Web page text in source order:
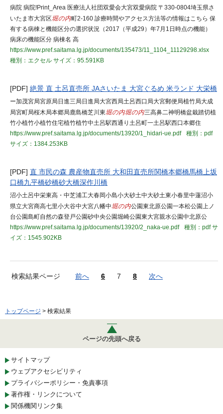
病院 病院!Print_Area 医療法人社団双愛会大宮双愛病院 〒330-0804埼玉県さ
いたま市大宮区堀の内町2-160 診療時間やアクセス方法等の情報はこちら 保
有する病棟と機能区分の選択状況（2017（平成29）年7月1日時点の機能）
病床の機能区分 病棟名 高
https://www.pref.saitama.lg.jp/documents/135473/11_1104_11129298.xlsx
種別：エクセル サイズ：95.591KB
[PDF] 絶景 直 土呂直売所 JAさいたま 大宮ぐるめ 米ランド 大栄橋
ー加茂宮局宮原局日進三局日進局大宮西局土呂西口局大宮郵便局植竹局大成
局宮町局桜木局本郷局鹿島橋芝川東堀の内堀の内三高鼻二神明橋盆栽踏切植
竹小植竹小植竹住宅植竹植竹中土呂駅西通り土呂町一土呂駅西口本郷住
https://www.pref.saitama.lg.jp/documents/13920/1_hidari-ue.pdf
種別：pdf
サイズ：1384.253KB
[PDF] 直 市民の森 農産物直売所 大和田直売所関橋本郷橋馬橋上坂
口橋九平橋砂橋砂大橋深作川橋
沼小土呂中栄東高・中芝浦工大春岡小島小大砂土中大砂土東小春里中蓮沼小
県立大宮商高七里小大谷中大宮八幡中堀の内公園東北原公園一本松公園上ノ
台公園島町自然の森登戸公園砂中央公園堀崎公園東大宮親水公園中北原公
https://www.pref.saitama.lg.jp/documents/13920/2_naka-ue.pdf
種別：pdfサ
イズ：1545.902KB
検索結果ページ 前へ 6 7 8 次へ
トップページ > 検索結果
ページの先頭へ戻る
サイトマップ
ウェブアクセシビリティ
プライバシーポリシー・免責事項
著作権・リンクについて
関係機関リンク集